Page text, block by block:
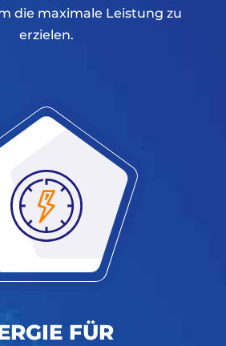
die maximale Leistung zu
erzielen.
FÜR